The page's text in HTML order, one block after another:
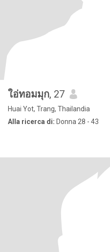
ใอ่ทอมมุก, 27
Huai Yot, Trang, Thailandia
Alla ricerca di: Donna 28 - 43